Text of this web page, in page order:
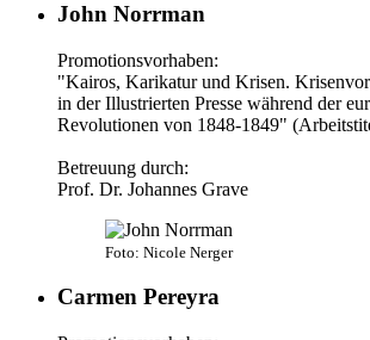
John Norrman
Promotionsvorhaben:
"Kairos, Karikatur und Krisen.
in der Illustrierten Presse während der
Revolutionen von 1848-1849"
Betreuung durch:
Prof. Dr. Johannes Grave
Foto: Nicole Nerger
Carmen Pereyra